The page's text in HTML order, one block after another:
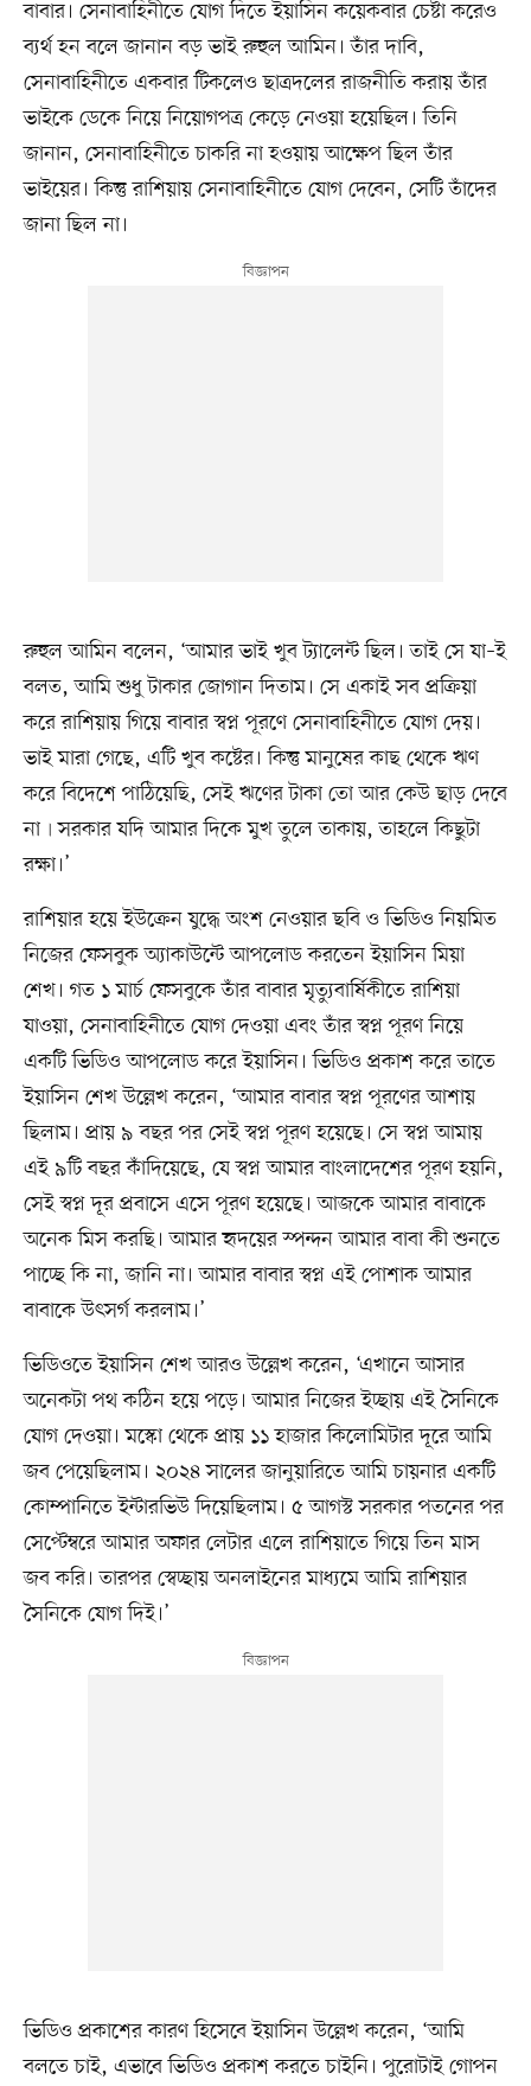
বাবার। সেনাবাহিনীতে যোগ দিতে ইয়াসিন কয়েকবার চেষ্টা করেও
ব্যর্থ হন বলে জানান বড় ভাই রুহুল আমিন। তাঁর দাবি,
সেনাবাহিনীতে একবার টিকলেও ছাত্রদলের রাজনীতি করায় তাঁর
ভাইকে ডেকে নিয়ে নিয়োগপত্র কেড়ে নেওয়া হয়েছিল। তিনি
জানান, সেনাবাহিনীতে চাকরি না হওয়ায় আক্ষেপ ছিল তাঁর
ভাইয়ের। কিন্তু রাশিয়ায় সেনাবাহিনীতে যোগ দেবেন, সেটি তাঁদের
জানা ছিল না।
রুহুল আমিন বলেন, ‘আমার ভাই খুব ট্যালেন্ট ছিল। তাই সে যা–ই
বলত, আমি শুধু টাকার জোগান দিতাম। সে একাই সব প্রক্রিয়া
করে রাশিয়ায় গিয়ে বাবার স্বপ্ন পূরণে সেনাবাহিনীতে যোগ দেয়।
ভাই মারা গেছে, এটি খুব কষ্টের। কিন্তু মানুষের কাছ থেকে ঋণ
করে বিদেশে পাঠিয়েছি, সেই ঋণের টাকা তো আর কেউ ছাড় দেবে
না৷ সরকার যদি আমার দিকে মুখ তুলে তাকায়, তাহলে কিছুটা
রক্ষা।’
রাশিয়ার হয়ে ইউক্রেন যুদ্ধে অংশ নেওয়ার ছবি ও ভিডিও নিয়মিত
নিজের ফেসবুক অ্যাকাউন্টে আপলোড করতেন ইয়াসিন মিয়া
শেখ। গত ১ মার্চ ফেসবুকে তাঁর বাবার মৃত্যুবার্ষিকীতে রাশিয়া
যাওয়া, সেনাবাহিনীতে যোগ দেওয়া এবং তাঁর স্বপ্ন পূরণ নিয়ে
একটি ভিডিও আপলোড করে ইয়াসিন। ভিডিও প্রকাশ করে তাতে
ইয়াসিন শেখ উল্লেখ করেন, ‘আমার বাবার স্বপ্ন পূরণের আশায়
ছিলাম। প্রায় ৯ বছর পর সেই স্বপ্ন পূরণ হয়েছে। সে স্বপ্ন আমায়
এই ৯টি বছর কাঁদিয়েছে, যে স্বপ্ন আমার বাংলাদেশের পূরণ হয়নি,
সেই স্বপ্ন দূর প্রবাসে এসে পূরণ হয়েছে। আজকে আমার বাবাকে
অনেক মিস করছি। আমার হৃদয়ের স্পন্দন আমার বাবা কী শুনতে
পাচ্ছে কি না, জানি না। আমার বাবার স্বপ্ন এই পোশাক আমার
বাবাকে উৎসর্গ করলাম।’
ভিডিওতে ইয়াসিন শেখ আরও উল্লেখ করেন, ‘এখানে আসার
অনেকটা পথ কঠিন হয়ে পড়ে। আমার নিজের ইচ্ছায় এই সৈনিকে
যোগ দেওয়া। মস্কো থেকে প্রায় ১১ হাজার কিলোমিটার দূরে আমি
জব পেয়েছিলাম। ২০২৪ সালের জানুয়ারিতে আমি চায়নার একটি
কোম্পানিতে ইন্টারভিউ দিয়েছিলাম। ৫ আগস্ট সরকার পতনের পর
সেপ্টেম্বরে আমার অফার লেটার এলে রাশিয়াতে গিয়ে তিন মাস
জব করি। তারপর স্বেচ্ছায় অনলাইনের মাধ্যমে আমি রাশিয়ার
সৈনিকে যোগ দিই।’
ভিডিও প্রকাশের কারণ হিসেবে ইয়াসিন উল্লেখ করেন, ‘আমি
বলতে চাই, এভাবে ভিডিও প্রকাশ করতে চাইনি। পুরোটাই গোপন